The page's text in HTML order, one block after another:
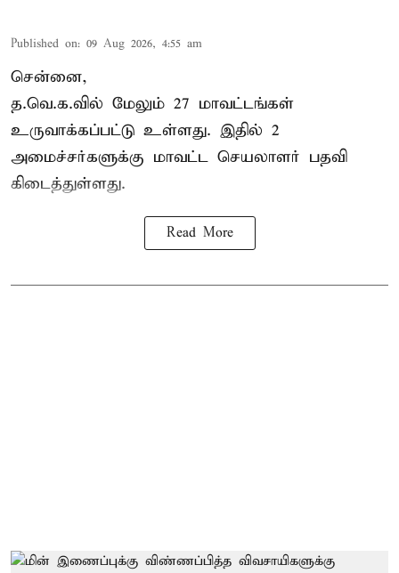
Published on: 09 Aug 2026, 4:55 am
சென்னை,
த.வெ.க.வில் மேலும் 27 மாவட்டங்கள்
உருவாக்கப்பட்டு உள்ளது. இதில் 2
அமைச்சர்களுக்கு மாவட்ட செயலாளர் பதவி
கிடைத்துள்ளது.
Read More